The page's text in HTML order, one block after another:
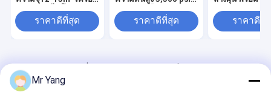
การป้องกันน้ำล้นสองขั้น
ตอน
ราคาดีที่สุด
ระบายความร้อน ≥ 8m
สําหรับการใช้ในตําบล
ราคาดีที่สุด
ระบบล้างฝุ่น
ประสิทธิภาพสูง
ราคาดีที่
Desktop Site
Mr Yang